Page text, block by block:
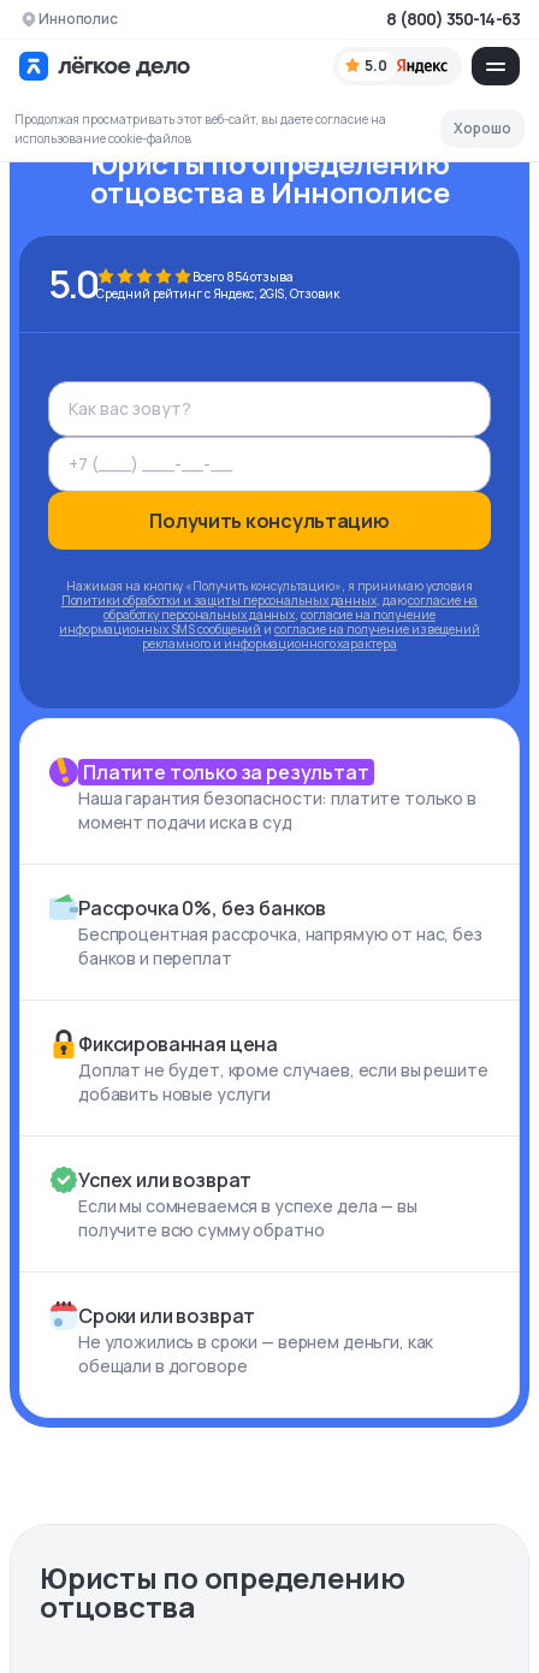
Иннополис
5.0
8 (800) 350-14-63
Продолжая просматривать этот веб-сайт, вы даете согласие на
использование cookie-файлов
Хорошо
Юристы по определению
отцовства в Иннополисе
5.0 Всего 854отзыва
Средний рейтинг с Яндекс, 2GIS, Отзовик
Получить консультацию
Нажимая на кнопку «Получить консультацию», я принимаю условия
Политики обработки и защиты персональных данных, даюсогласие на
обработку персональных данных, согласие на получение
информационных SMS сообщений и согласие на получение извещений
рекламного и информационного характера
Платите только за результат
Наша гарантия безопасности: платите только в
момент подачи иска в суд
Рассрочка 0%, без банков
Беспроцентная рассрочка, напрямую от нас, без
банков и переплат
Фиксированная цена
Доплат не будет, кроме случаев, если вы решите
добавить новые услуги
Успех или возврат
Если мы сомневаемся в успехе дела — вы
получите всю сумму обратно
Сроки или возврат
Не уложились в сроки — вернем деньги, как
обещали в договоре
Юристы по определению
отцовства